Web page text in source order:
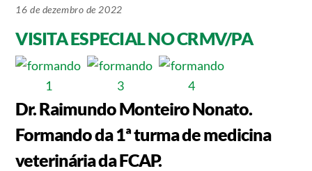
16 de dezembro de 2022
VISITA ESPECIAL NO CRMV/PA
Dr. Raimundo Monteiro Nonato.
Formando da 1ª turma de medicina
veterinária da FCAP.